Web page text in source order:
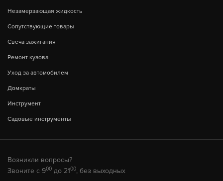
Незамерзающая жидкость
Сопутствующие товары
Свеча зажигания
Ремонт кузова
Уход за автомобилем
Домкраты
Инструмент
Садовые инструменты
Возникли вопросы?
Звоните с 900 до 2100, без выходных